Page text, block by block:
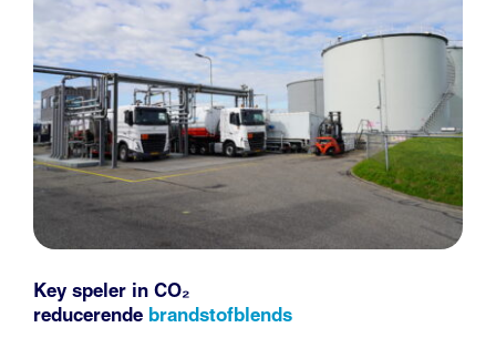
Key speler in CO₂
reducerende brandstofblends